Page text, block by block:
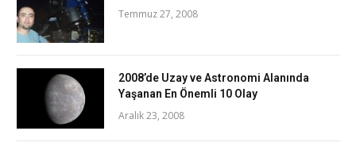
Temmuz 27, 2008
2008’de Uzay ve Astronomi Alanında
Yaşanan En Önemli 10 Olay
Aralık 23, 2008